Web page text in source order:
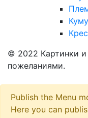
Куму
© 2022 Картинки и
пожеланиями.
Publish the Menu
Here you can